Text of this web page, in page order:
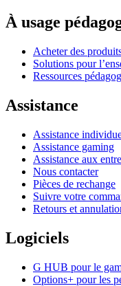
À usage
Acheter des
Solutions pour
Ressources
Assistance
Assistance
Assistance gaming
Assistance aux
Nous contacter
Pièces de rechange
Suivre votre
Retours et
Logiciels
G HUB pour le
Options+ pour les